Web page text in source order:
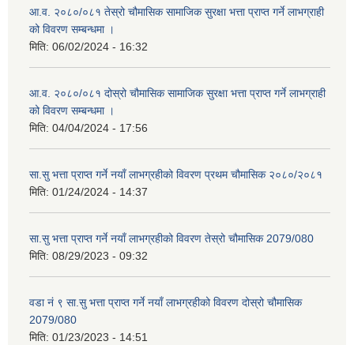
आ.व. २०८०/०८१ तेस्रो चौमासिक सामाजिक सुरक्षा भत्ता प्राप्त गर्ने लाभग्राही
को विवरण सम्बन्धमा ।
मिति: 06/02/2024 - 16:32
आ.व. २०८०/०८१ दोस्रो चौमासिक सामाजिक सुरक्षा भत्ता प्राप्त गर्ने लाभग्राही
को विवरण सम्बन्धमा ।
मिति: 04/04/2024 - 17:56
सा.सु भत्ता प्राप्त गर्ने नयाँ लाभग्रहीको विवरण प्रथम चौमासिक २०८०/२०८१
मिति: 01/24/2024 - 14:37
सा.सु भत्ता प्राप्त गर्ने नयाँ लाभग्रहीको विवरण तेस्रो चौमासिक 2079/080
मिति: 08/29/2023 - 09:32
वडा नं ९ सा.सु भत्ता प्राप्त गर्ने नयाँ लाभग्रहीको विवरण दोस्रो चौमासिक
2079/080
मिति: 01/23/2023 - 14:51